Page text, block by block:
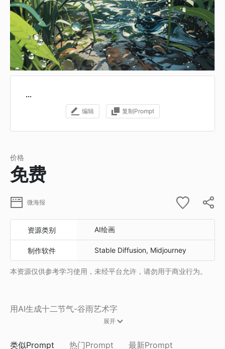
...
编辑 复制Prompt
价格
免费
微海报
资源类别 AI绘画
制作软件 Stable Diffusion, Midjourney
本资源仅供参考学习使用，未经平台允许，请勿用于商业行为。
用AI生成十二节气-谷雨艺术字
展开
类似Prompt 热门Prompt 最新Prompt